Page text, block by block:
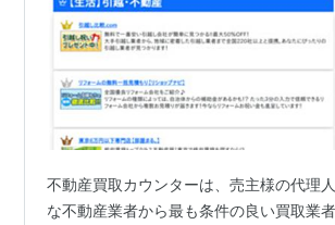
不動産買取カウンターは、売主様の代理
な不動産業者から最も条件の良い買取業